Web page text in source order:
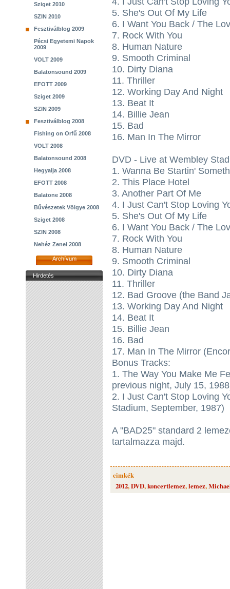
Sziget 2010
SZIN 2010
Fesztiválblog 2009
Pécsi Egyetemi Napok
2009
VOLT 2009
Balatonsound 2009
EFOTT 2009
Sziget 2009
SZIN 2009
Fesztiválblog 2008
Fishing on Orfű 2008
VOLT 2008
Balatonsound 2008
Hegyalja 2008
EFOTT 2008
Balatone 2008
Bűvészetek Völgye 2008
Sziget 2008
SZIN 2008
Nehéz Zenei 2008
Archívum
Hirdetés
5. She's Out Of My Life
6. I Want You Back / The
7. Rock With You
8. Human Nature
9. Smooth Criminal
10. Dirty Diana
11. Thriller
12. Working Day And Night
13. Beat It
14. Billie Jean
15. Bad
16. Man In The Mirror
DVD - Live at Wembley
1. Wanna Be Startin'
2. This Place Hotel
3. Another Part Of Me
4. I Just Can't Stop Loving
5. She's Out Of My Life
6. I Want You Back / The
7. Rock With You
8. Human Nature
9. Smooth Criminal
10. Dirty Diana
11. Thriller
12. Bad Groove (the Band
13. Working Day And Night
14. Beat It
15. Billie Jean
16. Bad
17. Man In The Mirror
Bonus Tracks:
1. The Way You Make Me
previous night, July 15,
2. I Just Can't Stop Loving
Stadium, September, 1987)
A "BAD25" standard 2
tartalmazza majd.
cimkék
2012,DVD,koncertlemez,lemez,